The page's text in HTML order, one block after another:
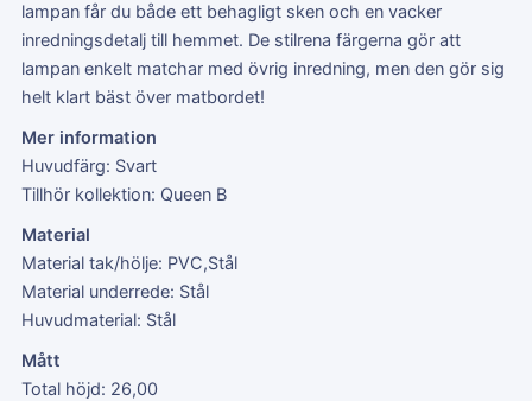
lampan får du både ett behagligt sken och en vacker
inredningsdetalj till hemmet. De stilrena färgerna gör att
lampan enkelt matchar med övrig inredning, men den gör sig
helt klart bäst över matbordet!
Mer information
Huvudfärg: Svart
Tillhör kollektion: Queen B
Material
Material tak/hölje: PVC,Stål
Material underrede: Stål
Huvudmaterial: Stål
Mått
Total höjd: 26,00